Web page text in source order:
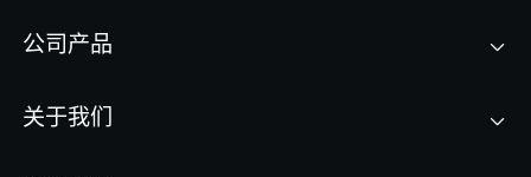
公司产品
关于我们